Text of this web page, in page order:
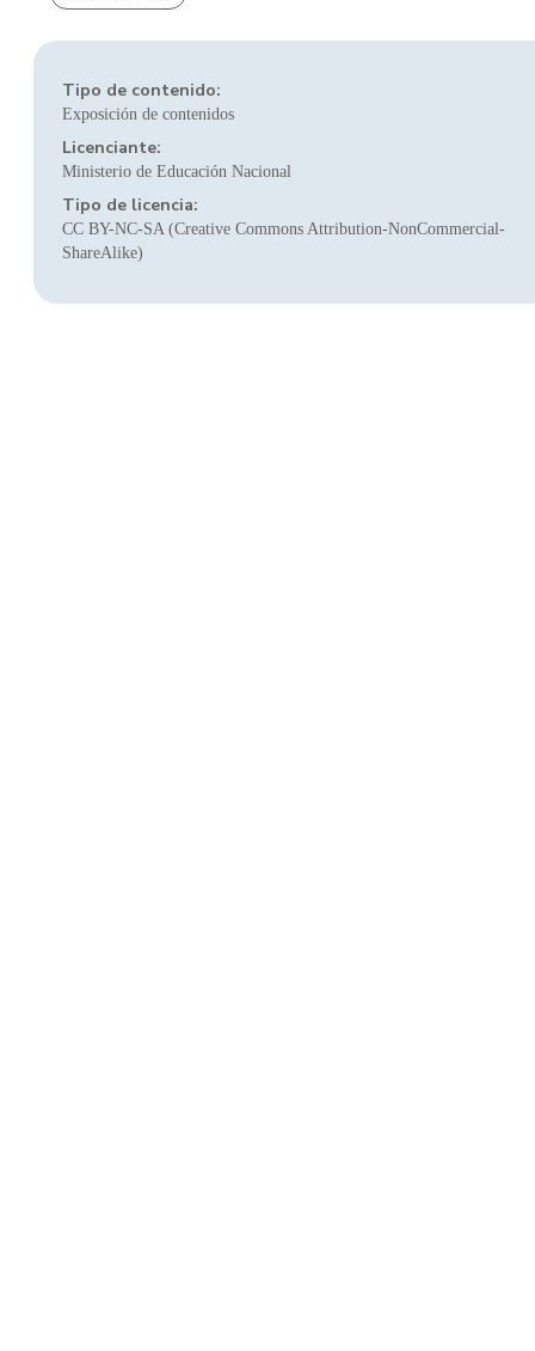
Tipo de contenido:
Exposición de contenidos
Licenciante:
Ministerio de Educación Nacional
Tipo de licencia:
CC BY-NC-SA (Creative Commons Attribution-NonCommercial-
ShareAlike)